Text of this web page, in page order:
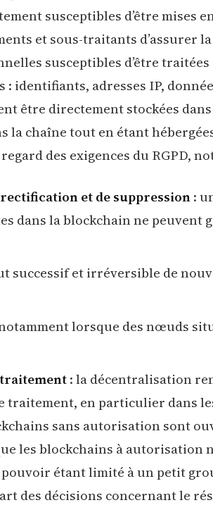
susceptibles d’être mises
et sous-traitants d’assurer
susceptibles d’être
identifiants, adresses IP,
être directement stockées
la chaîne tout en étant
des exigences du RGPD,
et de suppression:
dans la blockchain ne peuvent
successif et irréversible de
lorsque des nœuds
: la décentralisation
traitement, en particulier dans
sans autorisation sont
les blockchains à autorisation
étant limité à un petit
des décisions concernant le